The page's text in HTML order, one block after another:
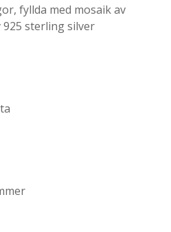
fyllda med mosaik av
sterling silver